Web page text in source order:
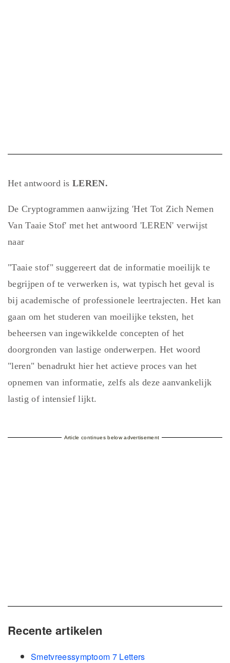
Het antwoord isLEREN.
De Cryptogrammen aanwijzing 'Het Tot Zich Nemen
Van Taaie Stof' met het antwoord 'LEREN' verwijst
naar
"Taaie stof" suggereert dat de informatie moeilijk te
begrijpen of te verwerken is, wat typisch het geval is
bij academische of professionele leertrajecten. Het kan
gaan om het studeren van moeilijke teksten, het
beheersen van ingewikkelde concepten of het
doorgronden van lastige onderwerpen. Het woord
"leren" benadrukt hier het actieve proces van het
opnemen van informatie, zelfs als deze aanvankelijk
lastig of intensief lijkt.
Article continues below advertisement
Recente artikelen
Smetvreessymptoom 7 Letters